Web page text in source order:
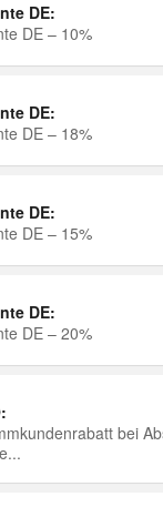
DE:
DE – 10%
DE:
DE – 18%
DE:
DE – 15%
DE:
DE – 20%
bei